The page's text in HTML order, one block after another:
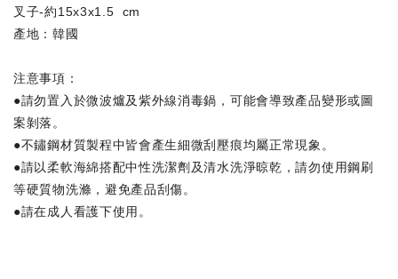
叉子-約15x3x1.5 cm
產地：韓國
注意事項：
●請勿置入於微波爐及紫外線消毒鍋，可能會導致產品變形或圖
案剝落。
●不鏽鋼材質製程中皆會產生細微刮壓痕均屬正常現象。
●請以柔軟海綿搭配中性洗潔劑及清水洗淨晾乾，請勿使用鋼刷
等硬質物洗滌，避免產品刮傷。
●請在成人看護下使用。